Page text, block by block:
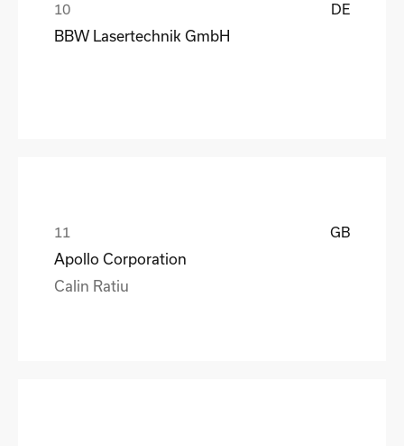
DE
BBW Lasertechnik GmbH
GB
Apollo Corporation
Calin Ratiu